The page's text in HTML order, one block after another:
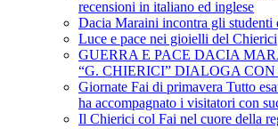
recensioni in italiano ed inglese
Dacia Maraini incontra gli studenti
Luce e pace nei gioielli del Chierici
GUERRA E PACE DACIA
“G. CHIERICI” DIALOGA
Giornate Fai di primavera Tutto
ha accompagnato i visitatori con
Il Chierici col Fai nel cuore della